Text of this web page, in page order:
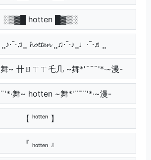
░▒▓█ hotten █▓▒░
𝓱𝓸𝓽𝓽𝓮𝓷 ¸¸♫·¯·♪¸¸♩·¯·♬¸¸
~ 卄ㄖㄒㄒ乇几 ~舞*'¨¯¨'*·~漫-
舞~ hotten ~舞*'¨¯¨'*·~漫-
【 ʰᵒᵗᵗᵉⁿ 】
『 ₕₒₜₜₑₙ 』